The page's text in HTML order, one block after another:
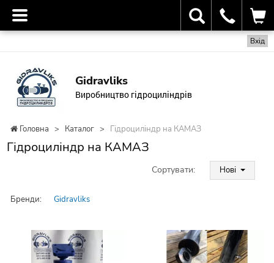
Вхід
Gidravliks
Виробництво гідроциліндрів
Головна > Каталог > Гідроциліндр на КАМАЗ
Гідроциліндр на КАМАЗ
Сортувати: Нові
Бренди: Gidravliks